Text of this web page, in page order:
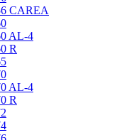
CAREA
AL-4
R
AL-4
R